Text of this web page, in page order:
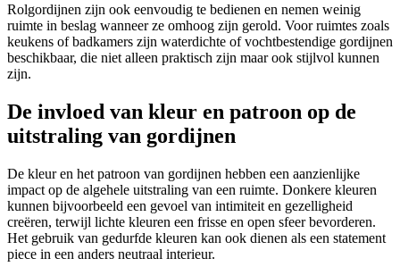
Rolgordijnen zijn ook eenvoudig te bedienen en nemen weinig
ruimte in beslag wanneer ze omhoog zijn gerold. Voor ruimtes zoals
keukens of badkamers zijn waterdichte of vochtbestendige gordijnen
beschikbaar, die niet alleen praktisch zijn maar ook stijlvol kunnen
zijn.
De invloed van kleur en patroon op de
uitstraling van gordijnen
De kleur en het patroon van gordijnen hebben een aanzienlijke
impact op de algehele uitstraling van een ruimte. Donkere kleuren
kunnen bijvoorbeeld een gevoel van intimiteit en gezelligheid
creëren, terwijl lichte kleuren een frisse en open sfeer bevorderen.
Het gebruik van gedurfde kleuren kan ook dienen als een statement
piece in een anders neutraal interieur.